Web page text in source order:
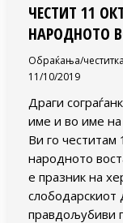
ЧЕСТИТ 11
НАРОДНОТО
Обраќања/честитка
11/10/2019
Драги
име и во име
Ви го
народното
е празник на
слободарскиот
правдољубиви